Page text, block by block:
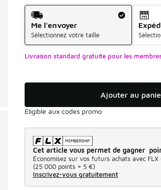
Mode d'expédition
Me l'envoyer
Sélectionnez votre taille
Livraison standard gratuite pour les
Ajouter au
Éligible aux codes promo
Cet article vous permet de gagner
Économisez sur vos futurs achats avec FLX
(25 000 points = 5 €)
Inscrivez-vous gratuitement